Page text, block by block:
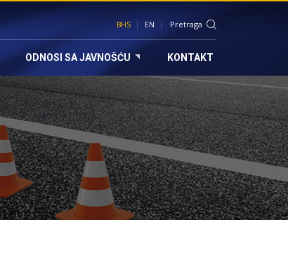
BHS EN
ODNOSI SA JAVNOŠĆU KONTAKT